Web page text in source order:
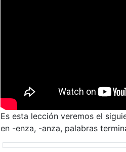
Es esta lección veremos el
en -enza, -anza, palabras